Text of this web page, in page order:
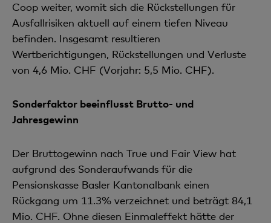
Coop weiter, womit sich die Rückstellungen für
Ausfallrisiken aktuell auf einem tiefen Niveau
befinden. Insgesamt resultieren
Wertberichtigungen, Rückstellungen und Verluste
von 4,6 Mio. CHF (Vorjahr: 5,5 Mio. CHF).
Sonderfaktor beeinflusst Brutto- und
Jahresgewinn
Der Bruttogewinn nach True und Fair View hat
aufgrund des Sonderaufwands für die
Pensionskasse Basler Kantonalbank einen
Rückgang um 11.3% verzeichnet und beträgt 84,1
Mio. CHF. Ohne diesen Einmaleffekt hätte der